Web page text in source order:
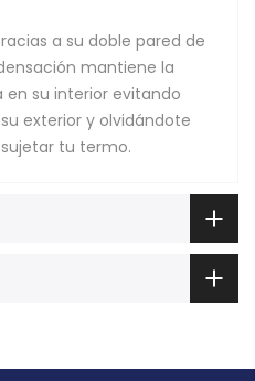
a su doble pared de
mantiene la
su interior evitando
exterior y olvidándote
tu termo.